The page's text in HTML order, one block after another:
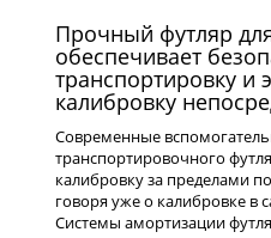
Прочный футляр
обеспечивает
транспортировку и
калибровку
Современные
транспортировочного
калибровку за пределами
говоря уже о калибровке в
Системы амортизации